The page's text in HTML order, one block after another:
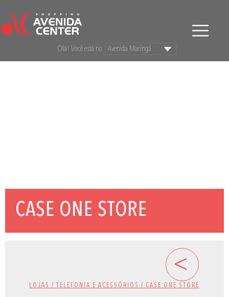
Olá! Você está no
CASE ONE STORE
LOJAS / TELEFONIA E ACESSÓRIOS / CASE ONE STORE
<